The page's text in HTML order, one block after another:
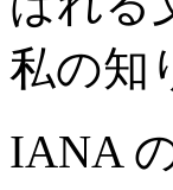
私の知
IANA